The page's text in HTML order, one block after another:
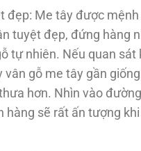
đẹp: Me tây được mệnh
tuyệt đẹp, đứng hàng
tự nhiên. Nếu quan sát
vân gỗ me tây gần
hơn. Nhìn vào
hàng sẽ rất ấn tượng